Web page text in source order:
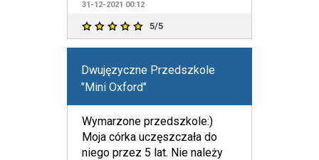
31-12-2021 00:12
5/5
Dwujęzyczne Przedszkole
"Mini Oxford"
Wymarzone przedszkole:)
Moja córka uczęszczała do
niego przez 5 lat. Nie należy